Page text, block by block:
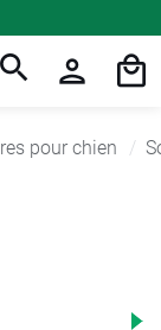
pour chien